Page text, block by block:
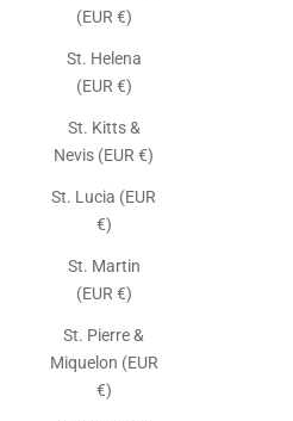
(EUR €)
St. Helena
(EUR €)
St. Kitts &
Nevis (EUR €)
St. Lucia (EUR
€)
St. Martin
(EUR €)
St. Pierre &
Miquelon (EUR
€)